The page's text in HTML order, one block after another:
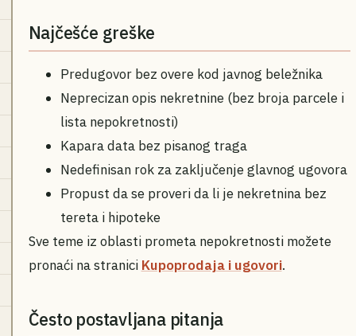
Najčešće greške
Predugovor bez overe kod javnog beležnika
Neprecizan opis nekretnine (bez broja parcele i
lista nepokretnosti)
Kapara data bez pisanog traga
Nedefinisan rok za zaključenje glavnog ugovora
Propust da se proveri da li je nekretnina bez
tereta i hipoteke
Sve teme iz oblasti prometa nepokretnosti možete
pronaći na stranici Kupoprodaja i ugovori.
Često postavljana pitanja